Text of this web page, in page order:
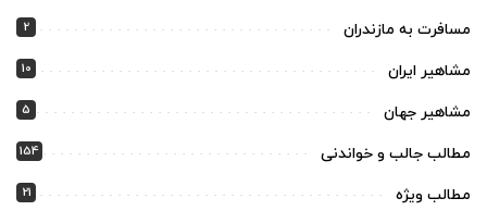
مسافرت به مازندران 2
مشاهیر ایران 10
مشاهیر جهان 5
مطالب جالب و خواندنی 154
مطالب ویژه 21